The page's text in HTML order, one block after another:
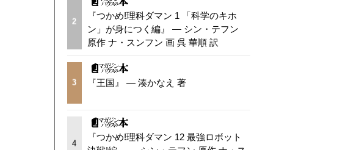
2
『つかめ!理科ダマン 1 「科学のキホ
ン」が身につく編』 — シン・テフン
原作 ナ・スンフン 画 呉 華順 訳
3 『王国』 — 湊かなえ 著
4
『つかめ!理科ダマン 12 最強ロボット